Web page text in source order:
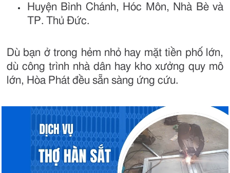
Huyện Bình Chánh, Hóc Môn, Nhà Bè và
TP. Thủ Đức.
Dù bạn ở trong hẻm nhỏ hay mặt tiền phố lớn,
dù công trình nhà dân hay kho xưởng quy mô
lớn, Hòa Phát đều sẵn sàng ứng cứu.